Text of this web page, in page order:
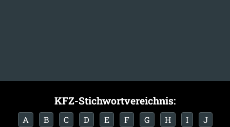
KFZ-Stichwortvereichnis:
A B C D E F G H I
J